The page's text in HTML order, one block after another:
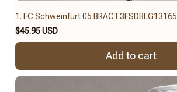
1. FC Schweinfurt 05 BRACT3FSDBLG13165
$45.95 USD
Add to cart